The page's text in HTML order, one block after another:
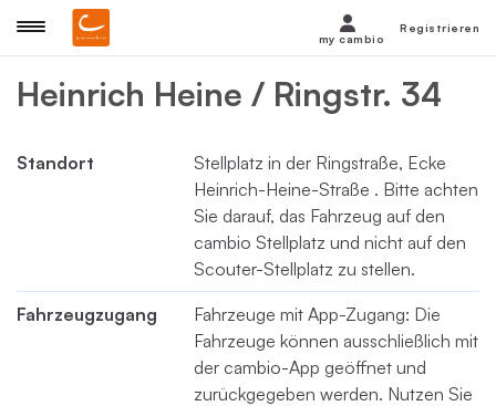
Heinrich Heine / Ringstr. 34
Standort
Stellplatz in der Ringstraße, Ecke
Heinrich-Heine-Straße . Bitte achten
Sie darauf, das Fahrzeug auf den
cambio Stellplatz und nicht auf den
Scouter-Stellplatz zu stellen.
Fahrzeugzugang
Fahrzeuge mit App-Zugang: Die
Fahrzeuge können ausschließlich mit
der cambio-App geöffnet und
zurückgegeben werden. Nutzen Sie
my cambio
Registrieren